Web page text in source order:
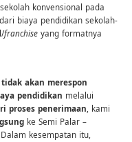
konvensional pada
biaya pendidikan sekolah-
franchiseyang formatnya
tidak akan merespon
pendidikan melalui
proses penerimaan , kami
ke Semi Palar –
kesempatan itu,